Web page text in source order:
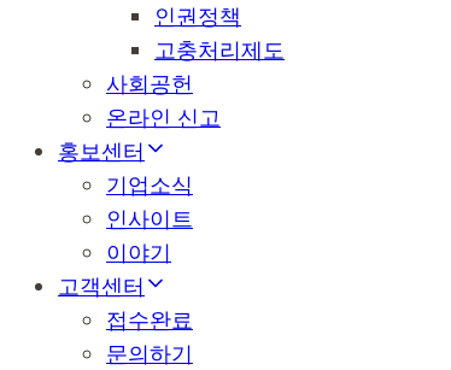
인권정책
고충처리제도
사회공헌
온라인 신고
홍보센터
기업소식
인사이트
이야기
고객센터
접수완료
문의하기